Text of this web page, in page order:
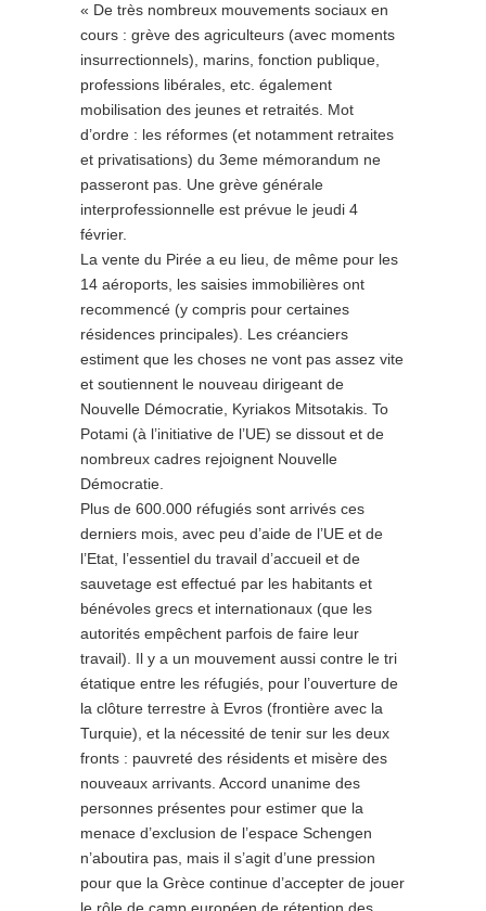
« De très nombreux mouvements sociaux en
cours : grève des agriculteurs (avec moments
insurrectionnels), marins, fonction publique,
professions libérales, etc. également
mobilisation des jeunes et retraités. Mot
d’ordre : les réformes (et notamment retraites
et privatisations) du 3eme mémorandum ne
passeront pas. Une grève générale
interprofessionnelle est prévue le jeudi 4
février.
La vente du Pirée a eu lieu, de même pour les
14 aéroports, les saisies immobilières ont
recommencé (y compris pour certaines
résidences principales). Les créanciers
estiment que les choses ne vont pas assez vite
et soutiennent le nouveau dirigeant de
Nouvelle Démocratie, Kyriakos Mitsotakis. To
Potami (à l’initiative de l’UE) se dissout et de
nombreux cadres rejoignent Nouvelle
Démocratie.
Plus de 600.000 réfugiés sont arrivés ces
derniers mois, avec peu d’aide de l’UE et de
l’Etat, l’essentiel du travail d’accueil et de
sauvetage est effectué par les habitants et
bénévoles grecs et internationaux (que les
autorités empêchent parfois de faire leur
travail). Il y a un mouvement aussi contre le tri
étatique entre les réfugiés, pour l’ouverture de
la clôture terrestre à Evros (frontière avec la
Turquie), et la nécessité de tenir sur les deux
fronts : pauvreté des résidents et misère des
nouveaux arrivants. Accord unanime des
personnes présentes pour estimer que la
menace d’exclusion de l’espace Schengen
n’aboutira pas, mais il s’agit d’une pression
pour que la Grèce continue d’accepter de jouer